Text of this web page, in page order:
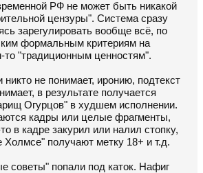
РФ не может быть никакой
цензуры". Система сразу
зарегулировать вообще всё, по
формальным критериям на
то "традиционным ценностям".
никто не понимает, иронию, подтекст
в результате получается
Огурцов" в худшем исполнении.
кадры или целые фрагменты,
в кадре закурил или налил стопку,
Холмсе" получают метку 18+ и т.д.
советы" попали под каток. Нафиг